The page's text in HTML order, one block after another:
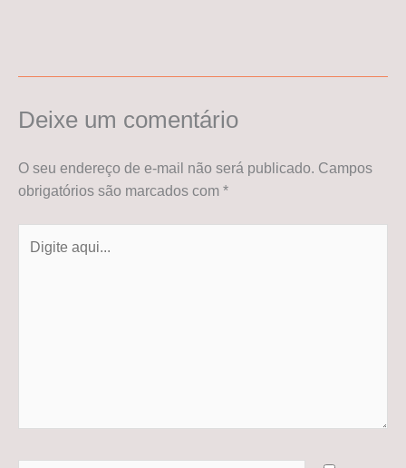
Deixe um comentário
O seu endereço de e-mail não será publicado. Campos
obrigatórios são marcados com *
aqui...